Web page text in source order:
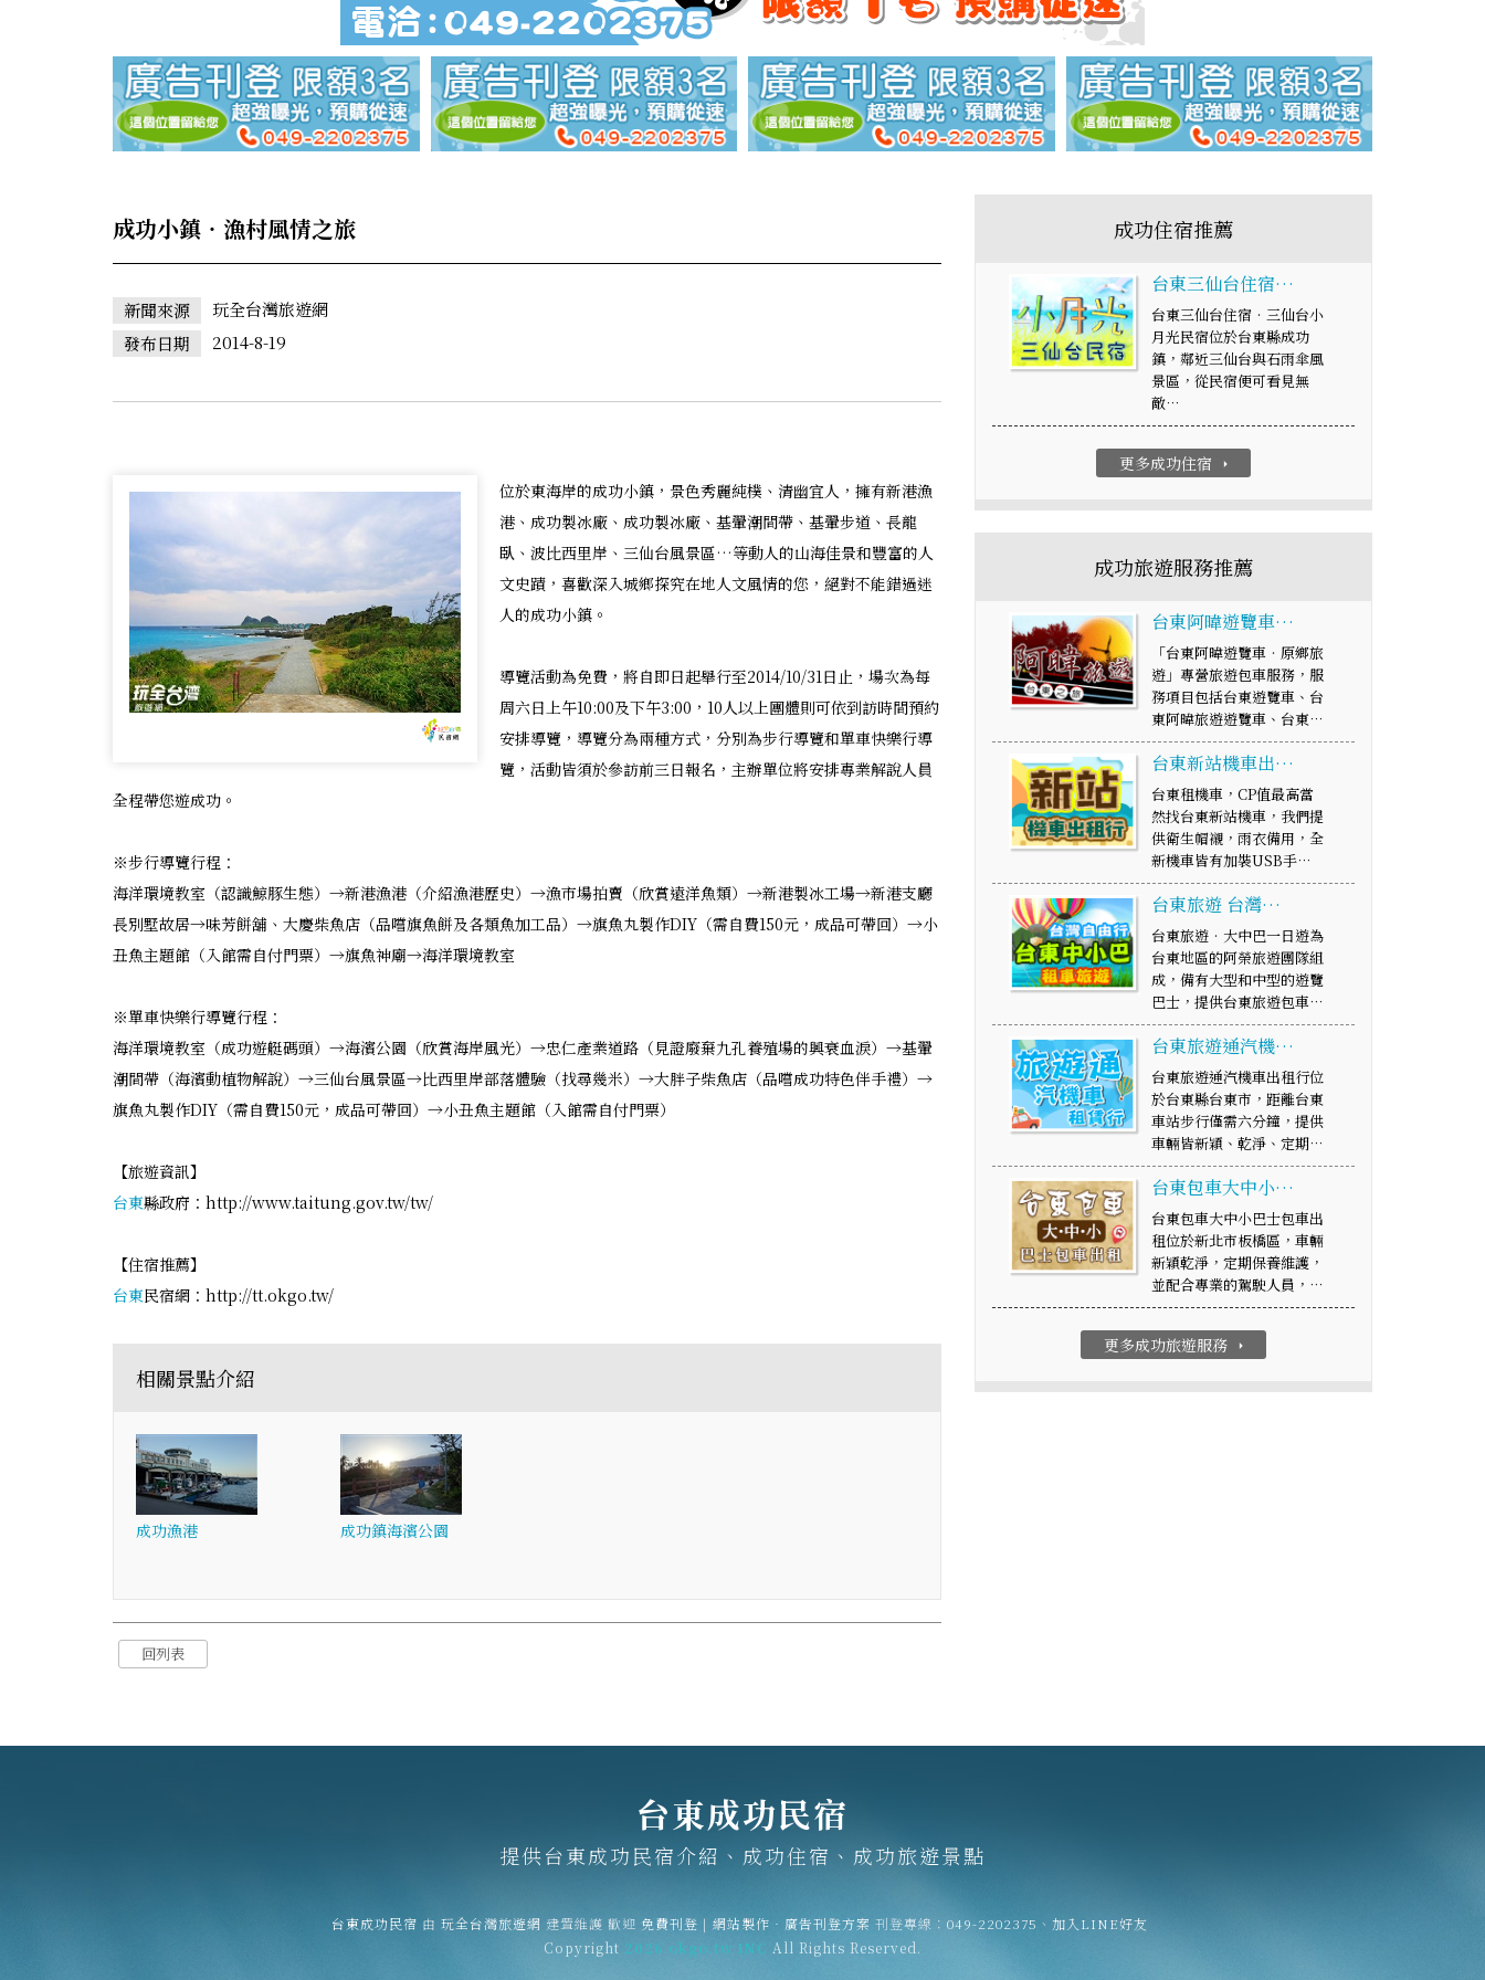
成功小鎮‧漁村風情之旅
新聞來源
玩全台灣旅遊網
發布日期
2014-8-19
位於東海岸的成功小鎮，景色秀麗純樸、清幽宜人，擁有新港漁
港、成功製冰廠、成功製冰廠、基翬潮間帶、基翬步道、長龍
臥、波比西里岸、三仙台風景區…等動人的山海佳景和豐富的人
文史蹟，喜歡深入城鄉探究在地人文風情的您，絕對不能錯過迷
人的成功小鎮。
導覽活動為免費，將自即日起舉行至2014/10/31日止，場次為每
周六日上午10:00及下午3:00，10人以上團體則可依到訪時間預約
安排導覽，導覽分為兩種方式，分別為步行導覽和單車快樂行導
覽，活動皆須於參訪前三日報名，主辦單位將安排專業解說人員
全程帶您遊成功。
※步行導覽行程：
海洋環境教室（認識鯨豚生態）→新港漁港（介紹漁港歷史）→漁市場拍賣（欣賞遠洋魚類）→新港製冰工場→新港支廳
長別墅故居→味芳餅舖、大慶柴魚店（品嚐旗魚餅及各類魚加工品）→旗魚丸製作DIY（需自費150元，成品可帶回）→小
丑魚主題館（入館需自付門票）→旗魚神廟→海洋環境教室
※單車快樂行導覽行程：
海洋環境教室（成功遊艇碼頭）→海濱公園（欣賞海岸風光）→忠仁產業道路（見證廢棄九孔養殖場的興衰血淚）→基翬
潮間帶（海濱動植物解說）→三仙台風景區→比西里岸部落體驗（找尋幾米）→大胖子柴魚店（品嚐成功特色伴手禮）→
旗魚丸製作DIY（需自費150元，成品可帶回）→小丑魚主題館（入館需自付門票）
【旅遊資訊】
台東縣政府：http://www.taitung.gov.tw/tw/
【住宿推薦】
台東民宿網：http://tt.okgo.tw/
相關景點介紹
成功漁港 成功鎮海濱公園
回列表
成功住宿推薦
台東三仙台住宿…
台東三仙台住宿‧三仙台小
月光民宿位於台東縣成功
鎮，鄰近三仙台與石雨傘風
景區，從民宿便可看見無
敵…
更多成功住宿 arrow_right
成功旅遊服務推薦
台東阿暐遊覽車…
「台東阿暐遊覽車‧原鄉旅
遊」專營旅遊包車服務，服
務項目包括台東遊覽車、台
東阿暐旅遊遊覽車、台東…
台東新站機車出…
台東租機車，CP值最高當
然找台東新站機車，我們提
供衛生帽襯，雨衣備用，全
新機車皆有加裝USB手…
台東旅遊 台灣…
台東旅遊‧大中巴一日遊為
台東地區的阿榮旅遊團隊組
成，備有大型和中型的遊覽
巴士，提供台東旅遊包車…
台東旅遊通汽機…
台東旅遊通汽機車出租行位
於台東縣台東市，距離台東
車站步行僅需六分鐘，提供
車輛皆新穎、乾淨、定期…
台東包車大中小…
台東包車大中小巴士包車出
租位於新北市板橋區，車輛
新穎乾淨，定期保養維護，
並配合專業的駕駛人員，…
更多成功旅遊服務 arrow_right
台東成功民宿
提供台東成功民宿介紹、成功住宿、成功旅遊景點
台東成功民宿 由 玩全台灣旅遊網 建置維護 歡迎 免費刊登 | 網站製作‧廣告刊登方案 刊登專線： 049-2202375 、 加入LINE好友
Copyright 2026 okgo.tw INC All Rights Reserved.